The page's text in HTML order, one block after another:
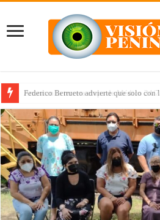
Arrancan la tercera etapa de Médico 24/7